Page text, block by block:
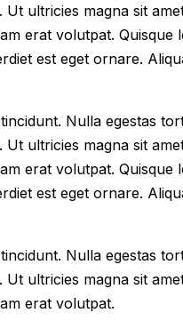
ultricies magna sit
erat volutpat. Quisque
est eget ornare.
Nulla egestas
ultricies magna sit
erat volutpat. Quisque
est eget ornare.
Nulla egestas
ultricies magna sit
erat volutpat.